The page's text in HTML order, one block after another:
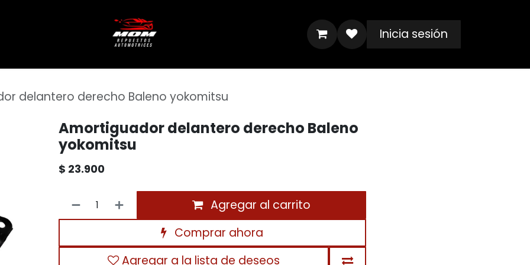
Inicia sesión
delantero derecho Baleno yokomitsu
Amortiguador delantero derecho Baleno
yokomitsu
$ 23.900
Agregar al carrito
Comprar ahora
Agregar a la lista de deseos